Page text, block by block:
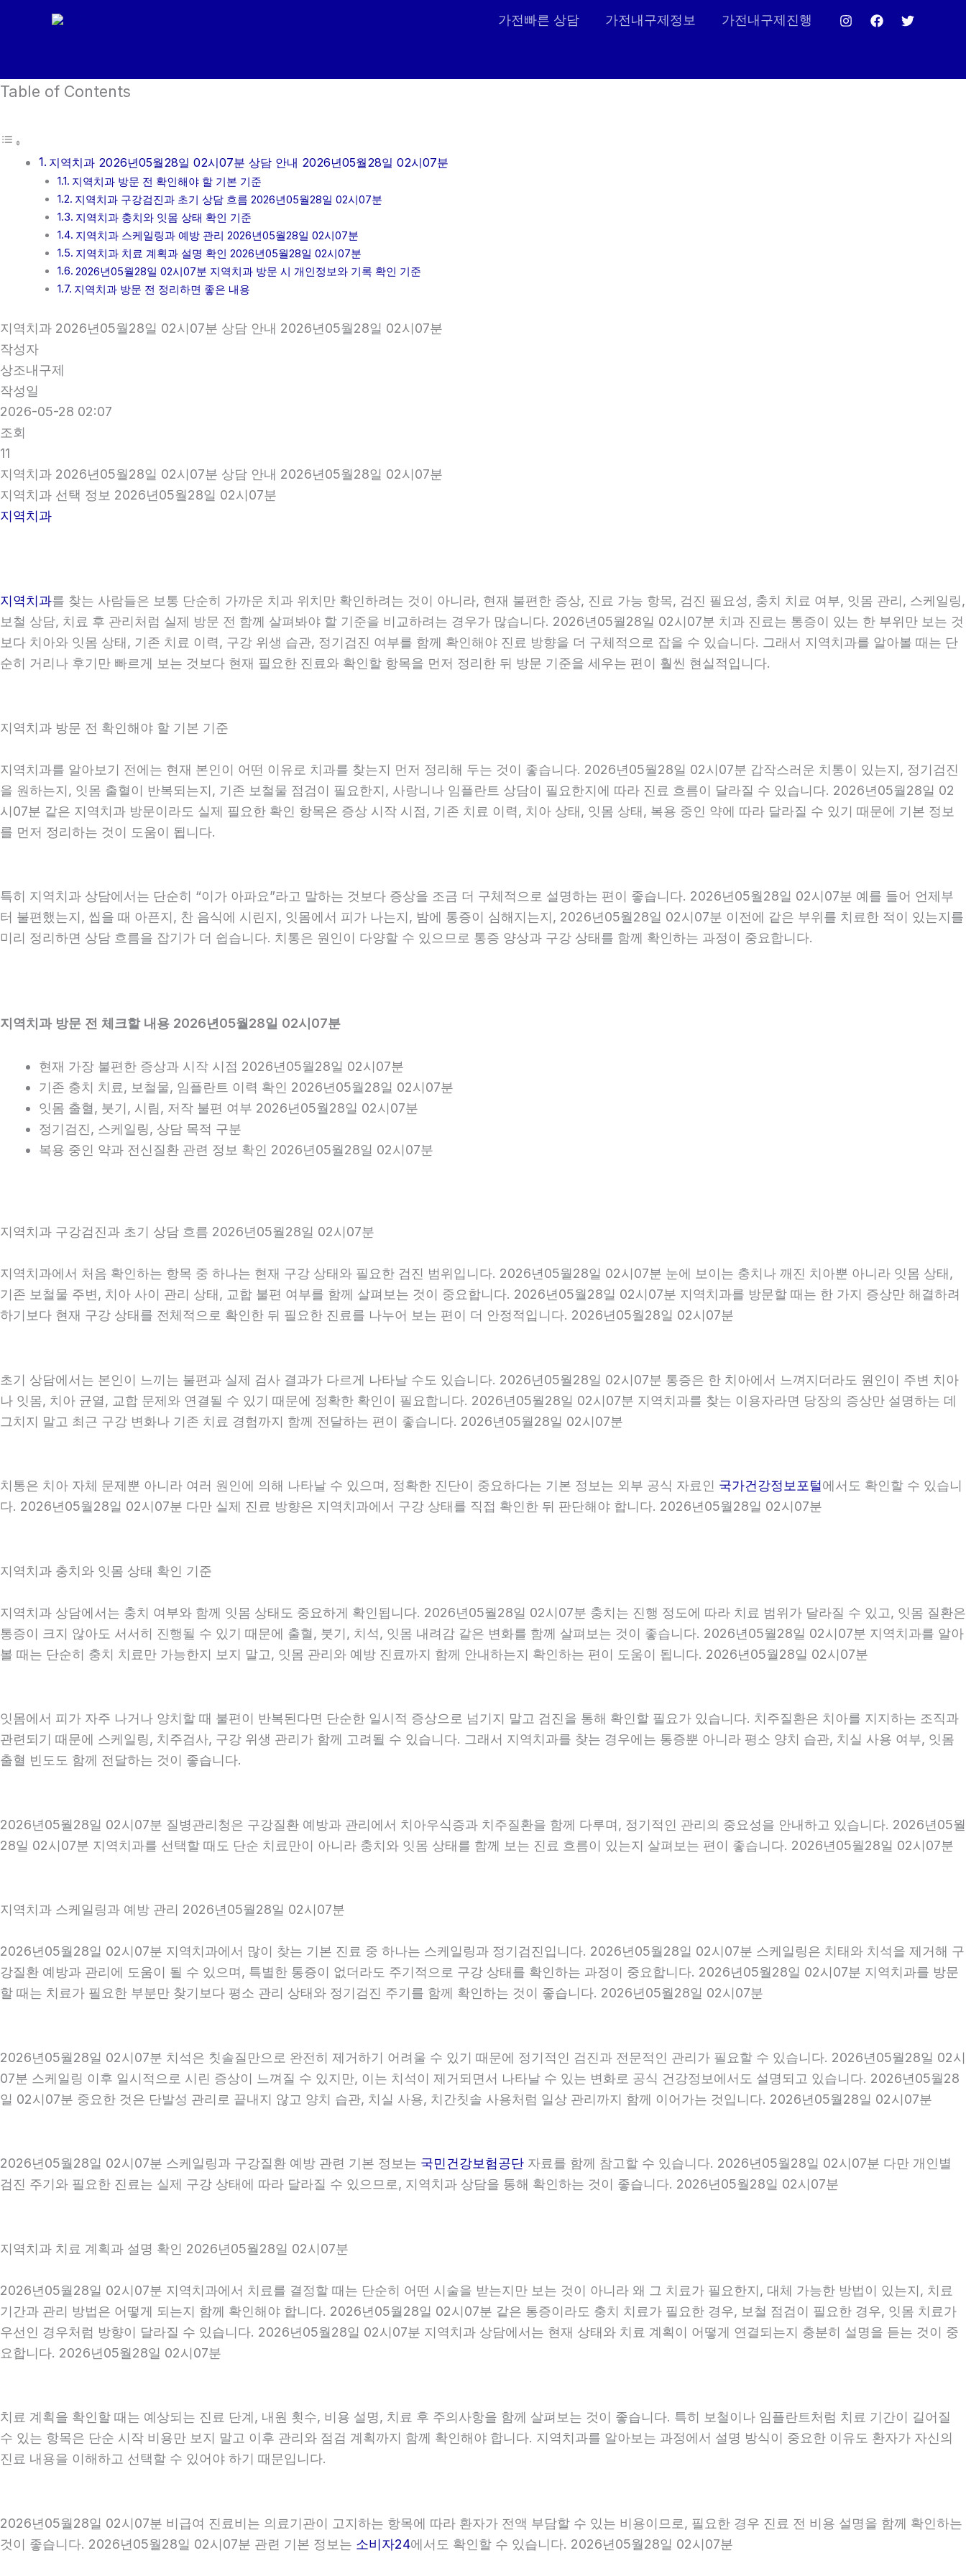
건
뛰
가전빠른 상담 가전내구제정보 가전내구제진행
Table of Contents
지역치과 2026년05월28일 02시07분 상담 안내 2026년05월28일 02시07분
지역치과 방문 전 확인해야 할 기본 기준
지역치과 구강검진과 초기 상담 흐름 2026년05월28일 02시07분
지역치과 충치와 잇몸 상태 확인 기준
지역치과 스케일링과 예방 관리 2026년05월28일 02시07분
지역치과 치료 계획과 설명 확인 2026년05월28일 02시07분
2026년05월28일 02시07분 지역치과 방문 시 개인정보와 기록 확인 기준
지역치과 방문 전 정리하면 좋은 내용
지역치과 2026년05월28일 02시07분 상담 안내 2026년05월28일 02시07분
작성자
상조내구제
작성일
2026-05-28 02:07
조회
11
지역치과 2026년05월28일 02시07분 상담 안내 2026년05월28일 02시07분
지역치과 선택 정보 2026년05월28일 02시07분
지역치과
지역치과를 찾는 사람들은 보통 단순히 가까운 치과 위치만 확인하려는 것이 아니라, 현재 불편한 증상, 진료 가능 항목, 검진 필요성, 충치 치료 여부, 잇몸 관리, 스케일링,
보철 상담, 치료 후 관리처럼 실제 방문 전 함께 살펴봐야 할 기준을 비교하려는 경우가 많습니다. 2026년05월28일 02시07분 치과 진료는 통증이 있는 한 부위만 보는 것
보다 치아와 잇몸 상태, 기존 치료 이력, 구강 위생 습관, 정기검진 여부를 함께 확인해야 진료 방향을 더 구체적으로 잡을 수 있습니다. 그래서 지역치과를 알아볼 때는 단
순히 거리나 후기만 빠르게 보는 것보다 현재 필요한 진료와 확인할 항목을 먼저 정리한 뒤 방문 기준을 세우는 편이 훨씬 현실적입니다.
지역치과 방문 전 확인해야 할 기본 기준
지역치과를 알아보기 전에는 현재 본인이 어떤 이유로 치과를 찾는지 먼저 정리해 두는 것이 좋습니다. 2026년05월28일 02시07분 갑작스러운 치통이 있는지, 정기검진
을 원하는지, 잇몸 출혈이 반복되는지, 기존 보철물 점검이 필요한지, 사랑니나 임플란트 상담이 필요한지에 따라 진료 흐름이 달라질 수 있습니다. 2026년05월28일 02
시07분 같은 지역치과 방문이라도 실제 필요한 확인 항목은 증상 시작 시점, 기존 치료 이력, 치아 상태, 잇몸 상태, 복용 중인 약에 따라 달라질 수 있기 때문에 기본 정보
를 먼저 정리하는 것이 도움이 됩니다.
특히 지역치과 상담에서는 단순히 “이가 아파요”라고 말하는 것보다 증상을 조금 더 구체적으로 설명하는 편이 좋습니다. 2026년05월28일 02시07분 예를 들어 언제부
터 불편했는지, 씹을 때 아픈지, 찬 음식에 시린지, 잇몸에서 피가 나는지, 밤에 통증이 심해지는지, 2026년05월28일 02시07분 이전에 같은 부위를 치료한 적이 있는지를
미리 정리하면 상담 흐름을 잡기가 더 쉽습니다. 치통은 원인이 다양할 수 있으므로 통증 양상과 구강 상태를 함께 확인하는 과정이 중요합니다.
지역치과 방문 전 체크할 내용 2026년05월28일 02시07분
현재 가장 불편한 증상과 시작 시점 2026년05월28일 02시07분
기존 충치 치료, 보철물, 임플란트 이력 확인 2026년05월28일 02시07분
잇몸 출혈, 붓기, 시림, 저작 불편 여부 2026년05월28일 02시07분
정기검진, 스케일링, 상담 목적 구분
복용 중인 약과 전신질환 관련 정보 확인 2026년05월28일 02시07분
지역치과 구강검진과 초기 상담 흐름 2026년05월28일 02시07분
지역치과에서 처음 확인하는 항목 중 하나는 현재 구강 상태와 필요한 검진 범위입니다. 2026년05월28일 02시07분 눈에 보이는 충치나 깨진 치아뿐 아니라 잇몸 상태,
기존 보철물 주변, 치아 사이 관리 상태, 교합 불편 여부를 함께 살펴보는 것이 중요합니다. 2026년05월28일 02시07분 지역치과를 방문할 때는 한 가지 증상만 해결하려
하기보다 현재 구강 상태를 전체적으로 확인한 뒤 필요한 진료를 나누어 보는 편이 더 안정적입니다. 2026년05월28일 02시07분
초기 상담에서는 본인이 느끼는 불편과 실제 검사 결과가 다르게 나타날 수도 있습니다. 2026년05월28일 02시07분 통증은 한 치아에서 느껴지더라도 원인이 주변 치아
나 잇몸, 치아 균열, 교합 문제와 연결될 수 있기 때문에 정확한 확인이 필요합니다. 2026년05월28일 02시07분 지역치과를 찾는 이용자라면 당장의 증상만 설명하는 데
그치지 말고 최근 구강 변화나 기존 치료 경험까지 함께 전달하는 편이 좋습니다. 2026년05월28일 02시07분
치통은 치아 자체 문제뿐 아니라 여러 원인에 의해 나타날 수 있으며, 정확한 진단이 중요하다는 기본 정보는 외부 공식 자료인 국가건강정보포털에서도 확인할 수 있습니
다. 2026년05월28일 02시07분 다만 실제 진료 방향은 지역치과에서 구강 상태를 직접 확인한 뒤 판단해야 합니다. 2026년05월28일 02시07분
지역치과 충치와 잇몸 상태 확인 기준
지역치과 상담에서는 충치 여부와 함께 잇몸 상태도 중요하게 확인됩니다. 2026년05월28일 02시07분 충치는 진행 정도에 따라 치료 범위가 달라질 수 있고, 잇몸 질환은
통증이 크지 않아도 서서히 진행될 수 있기 때문에 출혈, 붓기, 치석, 잇몸 내려감 같은 변화를 함께 살펴보는 것이 좋습니다. 2026년05월28일 02시07분 지역치과를 알아
볼 때는 단순히 충치 치료만 가능한지 보지 말고, 잇몸 관리와 예방 진료까지 함께 안내하는지 확인하는 편이 도움이 됩니다. 2026년05월28일 02시07분
잇몸에서 피가 자주 나거나 양치할 때 불편이 반복된다면 단순한 일시적 증상으로 넘기지 말고 검진을 통해 확인할 필요가 있습니다. 치주질환은 치아를 지지하는 조직과
관련되기 때문에 스케일링, 치주검사, 구강 위생 관리가 함께 고려될 수 있습니다. 그래서 지역치과를 찾는 경우에는 통증뿐 아니라 평소 양치 습관, 치실 사용 여부, 잇몸
출혈 빈도도 함께 전달하는 것이 좋습니다.
2026년05월28일 02시07분 질병관리청은 구강질환 예방과 관리에서 치아우식증과 치주질환을 함께 다루며, 정기적인 관리의 중요성을 안내하고 있습니다. 2026년05월
28일 02시07분 지역치과를 선택할 때도 단순 치료만이 아니라 충치와 잇몸 상태를 함께 보는 진료 흐름이 있는지 살펴보는 편이 좋습니다. 2026년05월28일 02시07분
지역치과 스케일링과 예방 관리 2026년05월28일 02시07분
2026년05월28일 02시07분 지역치과에서 많이 찾는 기본 진료 중 하나는 스케일링과 정기검진입니다. 2026년05월28일 02시07분 스케일링은 치태와 치석을 제거해 구
강질환 예방과 관리에 도움이 될 수 있으며, 특별한 통증이 없더라도 주기적으로 구강 상태를 확인하는 과정이 중요합니다. 2026년05월28일 02시07분 지역치과를 방문
할 때는 치료가 필요한 부분만 찾기보다 평소 관리 상태와 정기검진 주기를 함께 확인하는 것이 좋습니다. 2026년05월28일 02시07분
2026년05월28일 02시07분 치석은 칫솔질만으로 완전히 제거하기 어려울 수 있기 때문에 정기적인 검진과 전문적인 관리가 필요할 수 있습니다. 2026년05월28일 02시
07분 스케일링 이후 일시적으로 시린 증상이 느껴질 수 있지만, 이는 치석이 제거되면서 나타날 수 있는 변화로 공식 건강정보에서도 설명되고 있습니다. 2026년05월28
일 02시07분 중요한 것은 단발성 관리로 끝내지 않고 양치 습관, 치실 사용, 치간칫솔 사용처럼 일상 관리까지 함께 이어가는 것입니다. 2026년05월28일 02시07분
2026년05월28일 02시07분 스케일링과 구강질환 예방 관련 기본 정보는 국민건강보험공단 자료를 함께 참고할 수 있습니다. 2026년05월28일 02시07분 다만 개인별
검진 주기와 필요한 진료는 실제 구강 상태에 따라 달라질 수 있으므로, 지역치과 상담을 통해 확인하는 것이 좋습니다. 2026년05월28일 02시07분
지역치과 치료 계획과 설명 확인 2026년05월28일 02시07분
2026년05월28일 02시07분 지역치과에서 치료를 결정할 때는 단순히 어떤 시술을 받는지만 보는 것이 아니라 왜 그 치료가 필요한지, 대체 가능한 방법이 있는지, 치료
기간과 관리 방법은 어떻게 되는지 함께 확인해야 합니다. 2026년05월28일 02시07분 같은 통증이라도 충치 치료가 필요한 경우, 보철 점검이 필요한 경우, 잇몸 치료가
우선인 경우처럼 방향이 달라질 수 있습니다. 2026년05월28일 02시07분 지역치과 상담에서는 현재 상태와 치료 계획이 어떻게 연결되는지 충분히 설명을 듣는 것이 중
요합니다. 2026년05월28일 02시07분
치료 계획을 확인할 때는 예상되는 진료 단계, 내원 횟수, 비용 설명, 치료 후 주의사항을 함께 살펴보는 것이 좋습니다. 특히 보철이나 임플란트처럼 치료 기간이 길어질
수 있는 항목은 단순 시작 비용만 보지 말고 이후 관리와 점검 계획까지 함께 확인해야 합니다. 지역치과를 알아보는 과정에서 설명 방식이 중요한 이유도 환자가 자신의
진료 내용을 이해하고 선택할 수 있어야 하기 때문입니다.
2026년05월28일 02시07분 비급여 진료비는 의료기관이 고지하는 항목에 따라 환자가 전액 부담할 수 있는 비용이므로, 필요한 경우 진료 전 비용 설명을 함께 확인하는
것이 좋습니다. 2026년05월28일 02시07분 관련 기본 정보는 소비자24에서도 확인할 수 있습니다. 2026년05월28일 02시07분